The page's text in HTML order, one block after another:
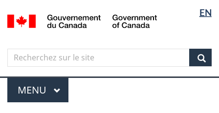
Aller
au
principal
Skip
to
government"
Passer
à
version
simplifiée
langue
EN
Canada
Search
Recherchez
sur
le
site
Menu
MENU PRINCIPAL